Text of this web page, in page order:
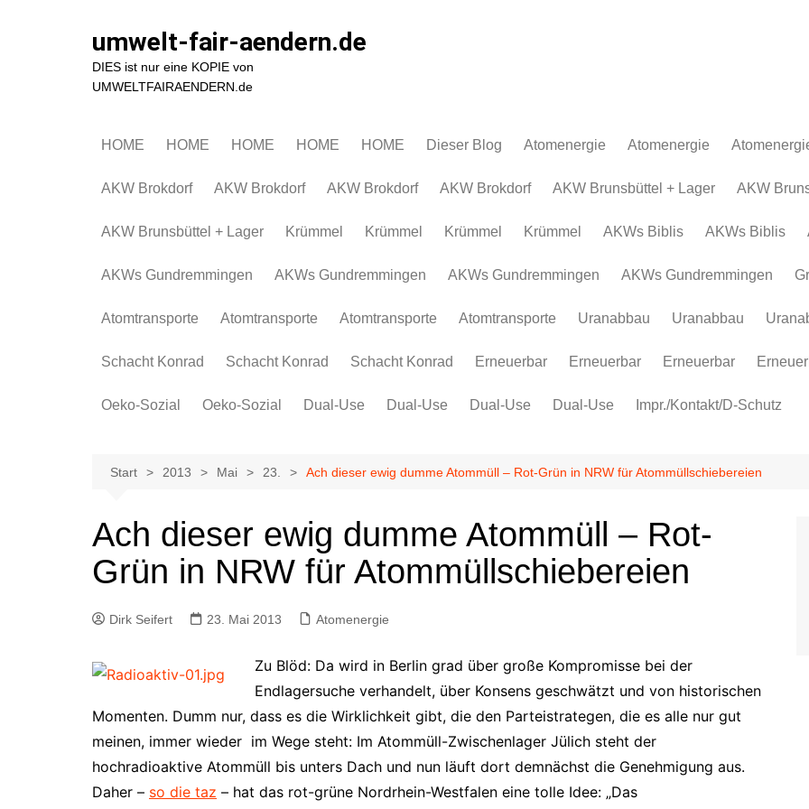
umwelt-fair-aendern.de
DIES ist nur eine KOPIE von
UMWELTFAIRAENDERN.de
HOME HOME HOME HOME HOME Dieser Blog Atomenergie
Atomkraftwerke
AKW
Krümmel
AKWs Biblis
Atomenergie
Atomkraftwerke
Atommüll
Rohstoffe und Konflikte
Atommüll
Rohstoffe
AKW Brokdorf AKW Brokdorf AKW Brokdorf AKW Brokdorf AKW Brunsbüttel + Lager AKW
AKW Brunsbüttel + Lager Krümmel Krümmel Krümmel Krümmel AKWs Biblis AKWs Biblis
AKWs Gundremmingen AKWs Gundremmingen AKWs Gundremmingen AKWs Gundremmingen
Atomtransporte Atomtransporte Atomtransporte Atomtransporte Uranabbau Uranabbau
Schacht Konrad Schacht Konrad Schacht Konrad Erneuerbar Erneuerbar Erneuerbar
Oeko-Sozial
Arbeitsplätze
IG Metall
Oeko-Sozial
Arbeitsplätze
IG Metall
Dual-Use Dual-Use Dual-Use Dual-Use Impr./Kontakt/D-Schutz
Start 2013 Mai 23. Ach dieser ewig dumme Atommüll – Rot-Grün in NRW für Atommüllschiebereien
Ach dieser ewig dumme Atommüll – Rot-
Grün in NRW für Atommüllschiebereien
Dirk Seifert 23. Mai 2013 Atomenergie
Zu Blöd: Da wird in Berlin grad über große Kompromisse bei der
Endlagersuche verhandelt, über Konsens geschwätzt und von historischen
Momenten. Dumm nur, dass es die Wirklichkeit gibt, die den Parteistrategen, die es alle nur gut
meinen, immer wieder im Wege steht: Im Atommüll-Zwischenlager Jülich steht der
hochradioaktive Atommüll bis unters Dach und nun läuft dort demnächst die Genehmigung aus.
Daher – so die taz – hat das rot-grüne Nordrhein-Westfalen eine tolle Idee: „Das